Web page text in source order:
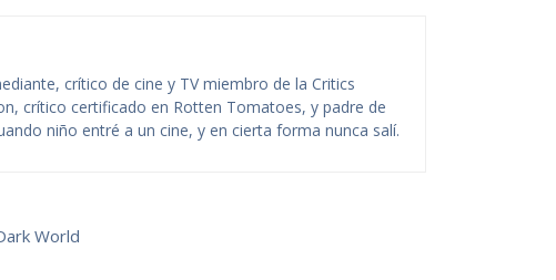
crítico de cine y TV miembro de la Critics
crítico certificado en Rotten Tomatoes, y padre de
niño entré a un cine, y en cierta forma nunca salí.
World